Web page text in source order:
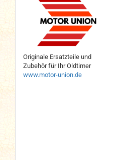
Originale Ersatzteile und
Zubehör für Ihr Oldtimer
www.motor-union.de